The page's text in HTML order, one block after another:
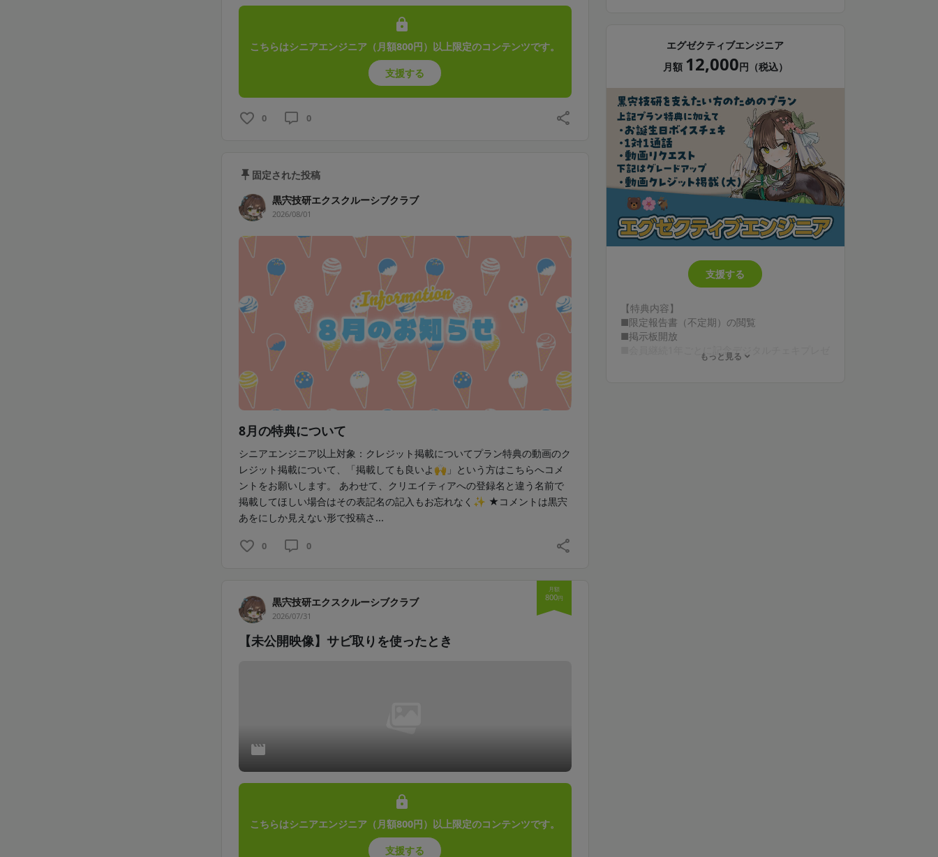
こちらはシニアエンジニア（月額800円）以上限定のコンテンツです。
支援する
0 0
固定された投稿
黒宍技研エクスクルーシブクラブ
2026/08/01
8月の特典について
シニアエンジニア以上対象：クレジット掲載についてプラン特典の動画のク
レジット掲載について、「掲載しても良いよ🙌」という方はこちらへコメ
ントをお願いします。 あわせて、クリエイティアへの登録名と違う名前で
掲載してほしい場合はその表記名の記入もお忘れなく✨ ★コメントは黒宍
あをにしか見えない形で投稿さ...
0 0
黒宍技研エクスクルーシブクラブ
2026/07/31
月額
800円
【未公開映像】サビ取りを使ったとき
こちらはシニアエンジニア（月額800円）以上限定のコンテンツです。
支援する
💎ボイスメッセージ付きデジタルチェキプレゼ
ント（月1回、お名前入り）
* 配布画像は動画や配信のサムネ等で使用され
る場合があります
* instaxおよびチェキは、富士フイルム株式会
社の登録商標または商標です
エグゼクティブエンジニア
月額 12,000円（税込）
支援する
【特典内容】
■限定報告書（不定期）の閲覧
■掲示板開放
■会員継続1年ごとに記念デジタルチェキプレゼ
もっと見る